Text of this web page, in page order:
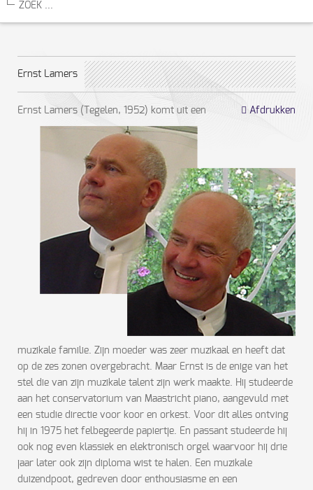
ZOEK ...
Ernst Lamers
Afdrukken
Ernst Lamers (Tegelen, 1952) komt uit een
muzikale familie. Zijn moeder was zeer muzikaal en heeft dat
op de zes zonen overgebracht. Maar Ernst is de enige van het
stel die van zijn muzikale talent zijn werk maakte. Hij studeerde
aan het conservatorium van Maastricht piano, aangevuld met
een studie directie voor koor en orkest. Voor dit alles ontving
hij in 1975 het felbegeerde papiertje. En passant studeerde hij
ook nog even klassiek en elektronisch orgel waarvoor hij drie
jaar later ook zijn diploma wist te halen. Een muzikale
duizendpoot, gedreven door enthousiasme en een